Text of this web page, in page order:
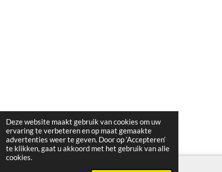
Deze website maakt gebruik van cookies om uw
ervaring te verbeteren en op maat gemaakte
advertenties weer te geven. Door op ‘Accepteren’
te klikken, gaat u akkoord met het gebruik van alle
cookies.